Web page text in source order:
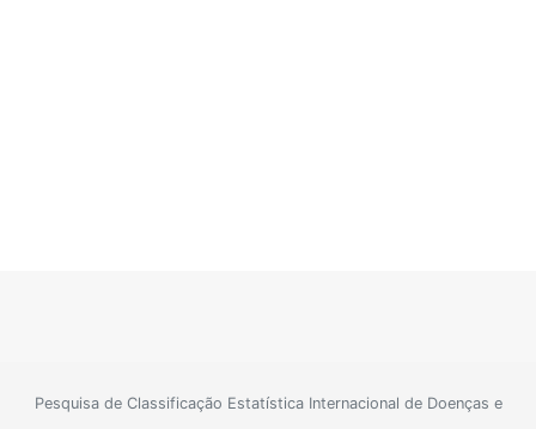
Pesquisa de Classificação Estatística Internacional de Doenças e